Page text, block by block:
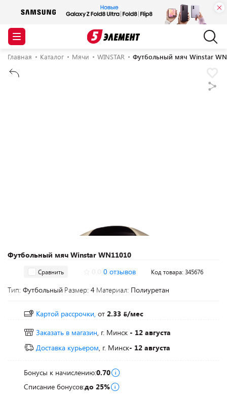
Главная Каталог Мячи WINSTAR Футбольный мяч Winstar
Футбольный мяч Winstar WN11010
Сравнить 0 отзывов Код товара: 345676
Тип: Футбольный Размер: 4 Материал: Полиуретан
Картой рассрочки, от 2.33
/мес
Заказать в магазин, г. Минск - 12 августа
Доставка курьером, г. Минск- 12 августа
Бонусы к начислению:0.70
Списание бонусов:до 25%